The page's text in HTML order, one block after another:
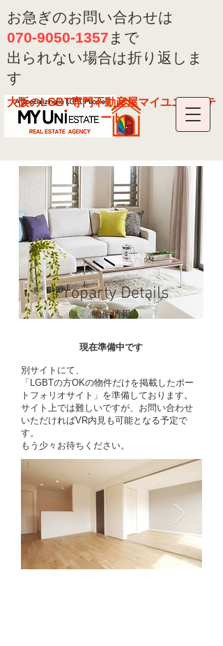
大阪のLGBT専門不動産屋マイユニエステ
ート
お急ぎのお問い合わせは
070-9050-1357 まで
​出られない場合は折り返しま
す
Proparty Details
物件情報
現在準備中です
別サイトにて、
「LGBTの方OKの物件だけを掲載したポー
トフォリオサイト」を準備しております。
サイト上では難しいですが、お問い合わせ
いただければVR内見も可能となる予定で
す。
​もう少々お待ちください。